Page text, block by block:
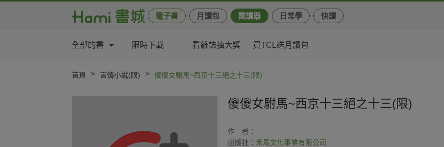
電子書 月讀包 閱讀器 日常學 快讀
全部的書 限時下載 看雜誌抽大獎 買TCL送月讀包
首頁 > 言情小說(限) > 傻傻女駙馬~西京十三絕之十三(限)
傻傻女駙馬~西京十三絕之十三(限)
作
者：
出版社： 禾馬文化事業有限公司